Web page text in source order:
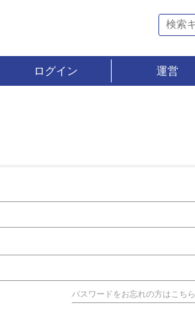
ログイン 運営
パスワードをお忘れの方はこちら